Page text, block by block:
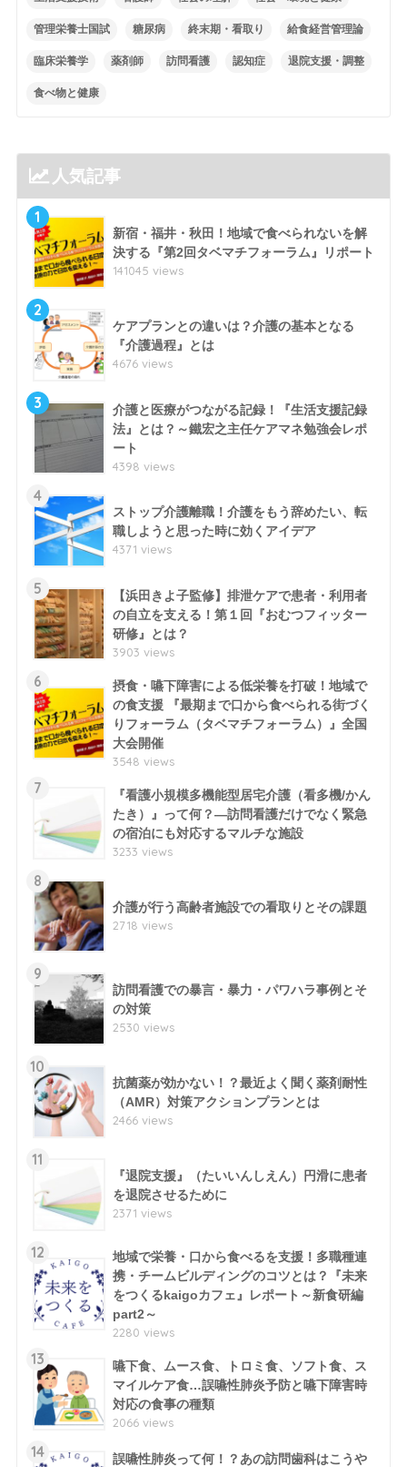
管理栄養士国試 糖尿病 終末期・看取り 給食経営管理論
臨床栄養学 薬剤師 訪問看護 認知症 退院支援・調整
食べ物と健康
人気記事
1
新宿・福井・秋田！地域で食べられないを解
決する『第2回タベマチフォーラム』リポート
141045 views
2
ケアプランとの違いは？介護の基本となる
『介護過程』とは
4676 views
3
介護と医療がつながる記録！『生活支援記録
法』とは？～鐵宏之主任ケアマネ勉強会レポ
ート
4398 views
4
ストップ介護離職！介護をもう辞めたい、転
職しようと思った時に効くアイデア
4371 views
5
【浜田きよ子監修】排泄ケアで患者・利用者
の自立を支える！第１回『おむつフィッター
研修』とは？
3903 views
6
摂食・嚥下障害による低栄養を打破！地域で
の食支援 『最期まで口から食べられる街づく
りフォーラム（タベマチフォーラム）』全国
大会開催
3548 views
7
『看護小規模多機能型居宅介護（看多機/かん
たき）』って何？―訪問看護だけでなく緊急
の宿泊にも対応するマルチな施設
3233 views
8
介護が行う高齢者施設での看取りとその課題
2718 views
9
訪問看護での暴言・暴力・パワハラ事例とそ
の対策
2530 views
10
抗菌薬が効かない！？最近よく聞く薬剤耐性
（AMR）対策アクションプランとは
2466 views
11
『退院支援』（たいいんしえん）円滑に患者
を退院させるために
2371 views
12
地域で栄養・口から食べるを支援！多職種連
携・チームビルディングのコツとは？『未来
をつくるkaigoカフェ』レポート～新食研編
part2～
2280 views
13
嚥下食、ムース食、トロミ食、ソフト食、ス
マイルケア食…誤嚥性肺炎予防と嚥下障害時
対応の食事の種類
2066 views
14
誤嚥性肺炎って何！？あの訪問歯科はこうや